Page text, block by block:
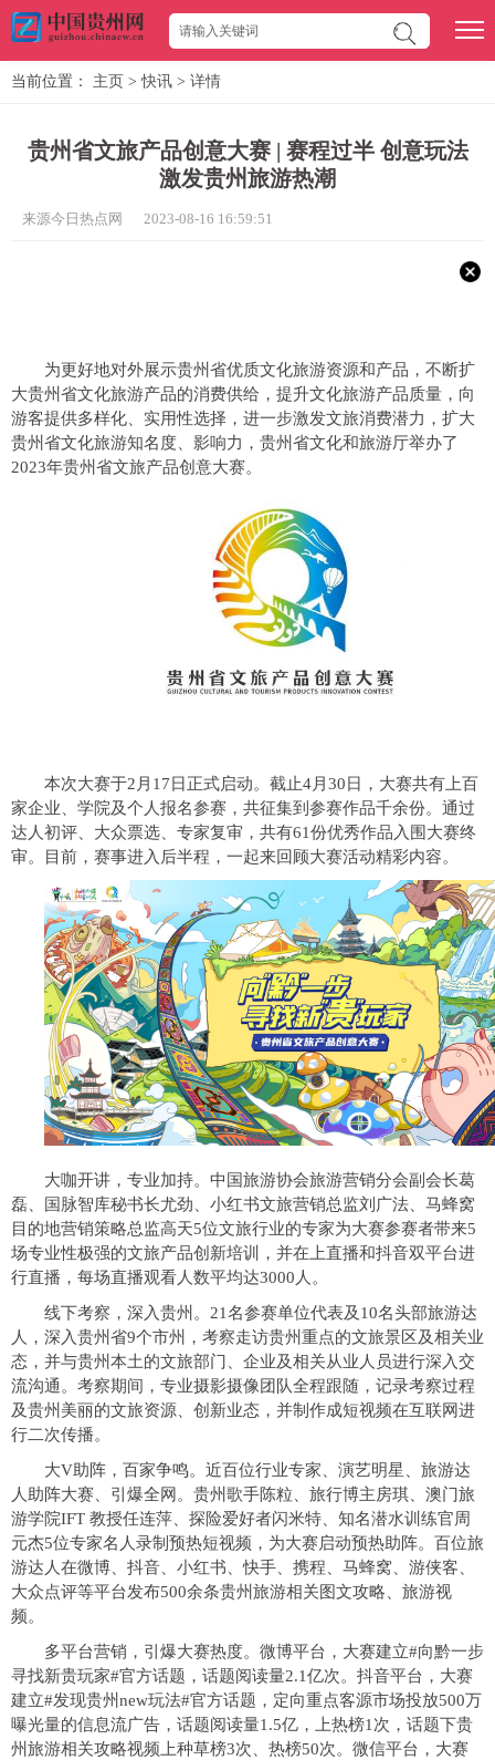
当前位置： 主页 >快讯 > 详情
贵州省文旅产品创意大赛 | 赛程过半 创意玩法
激发贵州旅游热潮
来源今日热点网 2023-08-16 16:59:51
为更好地对外展示贵州省优质文化旅游资源和产品，不断扩
大贵州省文化旅游产品的消费供给，提升文化旅游产品质量，向
游客提供多样化、实用性选择，进一步激发文旅消费潜力，扩大
贵州省文化旅游知名度、影响力，贵州省文化和旅游厅举办了
2023年贵州省文旅产品创意大赛。
本次大赛于2月17日正式启动。截止4月30日，大赛共有上百
家企业、学院及个人报名参赛，共征集到参赛作品千余份。通过
达人初评、大众票选、专家复审，共有61份优秀作品入围大赛终
审。目前，赛事进入后半程，一起来回顾大赛活动精彩内容。
大咖开讲 ， 专业加持。 中国旅游协会旅游营销分会副会长葛
磊、国脉智库秘书长尤劲、小红书文旅营销总监刘广法、马蜂窝
目的地营销策略总监高天5位文旅行业的专家为大赛参赛者带来5
场专业性极强的文旅产品创新培训，并在上直播和抖音双平台进
行直播，每场直播观看人数平均达3000人。
线下考察 ， 深入贵州 。 21名参赛单位代表及10名头部旅游达
人，深入贵州省9个市州，考察走访贵州重点的文旅景区及相关业
态，并与贵州本土的文旅部门、企业及相关从业人员进行深入交
流沟通。考察期间，专业摄影摄像团队全程跟随，记录考察过程
及贵州美丽的文旅资源、创新业态，并制作成短视频在互联网进
行二次传播。
大V助阵 ， 百家争鸣。 近百位行业专家、演艺明星、旅游达
人助阵大赛、引爆全网。贵州歌手陈粒、旅行博主房琪、澳门旅
游学院IFT 教授任连萍、探险爱好者闪米特、知名潜水训练官周
元杰5位专家名人录制预热短视频，为大赛启动预热助阵。百位旅
游达人在微博、抖音、小红书、快手、携程、马蜂窝、游侠客、
大众点评等平台发布500余条贵州旅游相关图文攻略、旅游视
频。
多平台营销 ， 引爆大赛热度。 微博平台，大赛建立#向黔一步
寻找新贵玩家#官方话题，话题阅读量2.1亿次。抖音平台，大赛
建立#发现贵州new玩法#官方话题，定向重点客源市场投放500万
曝光量的信息流广告，话题阅读量1.5亿，上热榜1次，话题下贵
州旅游相关攻略视频上种草榜3次、热榜50次。微信平台，大赛